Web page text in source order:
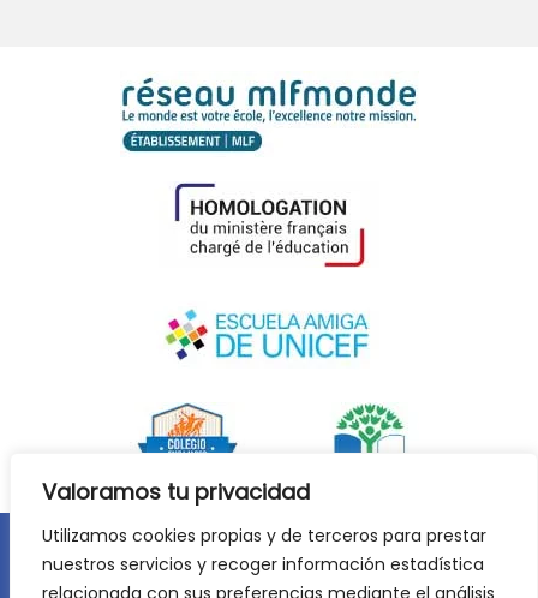
Valoramos tu privacidad
Utilizamos cookies propias y de terceros para prestar
nuestros servicios y recoger información estadística
relacionada con sus preferencias mediante el análisis
Aviso legal
Política de privacidad